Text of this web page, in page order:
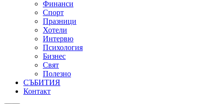
Финанси
Спорт
Празници
Хотели
Интервю
Психология
Бизнес
Свят
Полезно
СЪБИТИЯ
Контакт